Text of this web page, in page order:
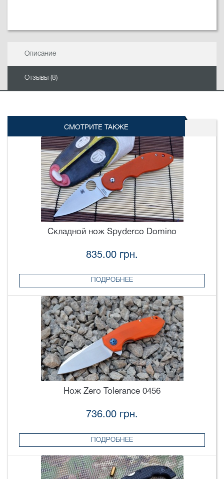
Описание
Отзывы (8)
СМОТРИТЕ ТАКЖЕ
Складной нож Spyderco Domino
835.00 грн.
ПОДРОБНЕЕ
Нож Zero Tolerance 0456
736.00 грн.
ПОДРОБНЕЕ